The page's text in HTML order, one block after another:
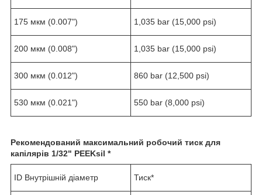
175 мкм (0.007") 1,035 bar (15,000 psi)
200 мкм (0.008") 1,035 bar (15,000 psi)
300 мкм (0.012") 860 bar (12,500 psi)
530 мкм (0.021") 550 bar (8,000 psi)
Рекомендований максимальний робочий тиск для
капілярів 1/32" PEEKsil *
ID Внутрішній діаметр Тиск*